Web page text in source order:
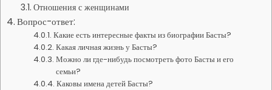
Отношения с женщинами
Вопрос-ответ:
Какие есть интересные факты из биографии Басты?
Какая личная жизнь у Басты?
Можно ли где-нибудь посмотреть фото Басты и его
семьи?
Каковы имена детей Басты?